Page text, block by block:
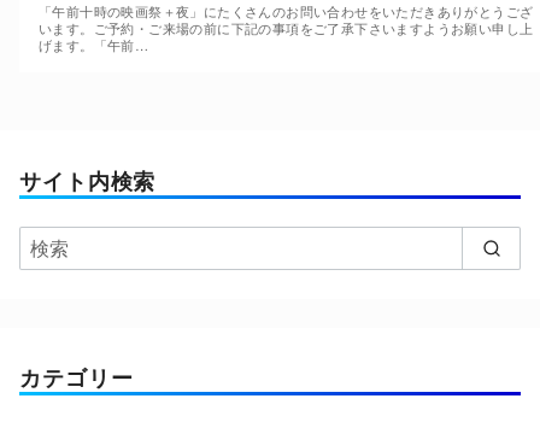
「午前十時の映画祭＋夜」にたくさんのお問い合わせをいただきありがとうござ
います。ご予約・ご来場の前に下記の事項をご了承下さいますようお願い申し上
げます。「午前…
サイト内検索
カテゴリー